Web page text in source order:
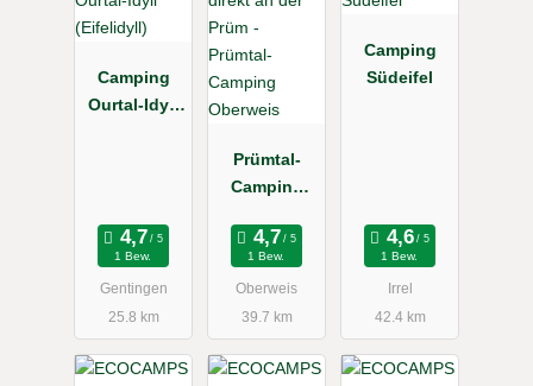
Camping
Ourtal-Idyll
1 Bew.
Gentingen
25.8 km
Prümtal-
Camping
1 Bew.
Oberweis
39.7 km
Camping
Südeifel
1 Bew.
Irrel
42.4 km